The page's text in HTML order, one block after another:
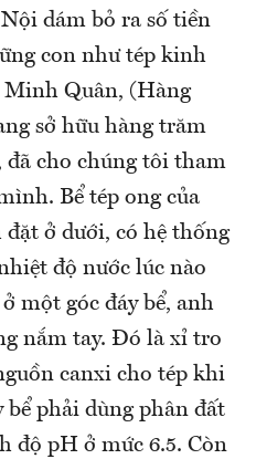
dám bỏ ra số tiền
con như tép kinh
Minh Quân, (Hàng
sở hữu hàng trăm
đã cho chúng tôi tham
Bể tép ong của
ở dưới, có hệ thống
độ nước lúc nào
một góc đáy bể, anh
nắm tay. Đó là xỉ tro
canxi cho tép khi
bể phải dùng phân đất
độ pH ở mức 6.5. Còn